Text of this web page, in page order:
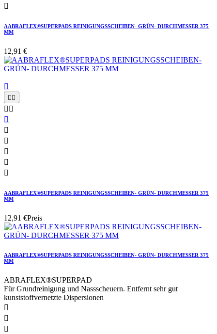

AABRAFLEX®SUPERPADS REINIGUNGSSCHEIBEN- GRÜN- DURCHMESSER 375
MM
12,91 €

 
 






AABRAFLEX®SUPERPADS REINIGUNGSSCHEIBEN- GRÜN- DURCHMESSER 375
MM
12,91 €Preis
AABRAFLEX®SUPERPADS REINIGUNGSSCHEIBEN- GRÜN- DURCHMESSER 375
MM
ABRAFLEX®SUPERPAD
Für Grundreinigung und Nassscheuern. Entfernt sehr gut
kunststoffvernetzte Dispersionen


